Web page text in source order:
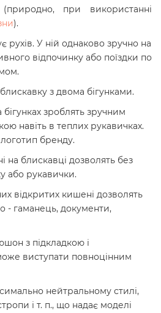
при використанні
).
рухів. У ній однаково зручно на
відпочинку або поїздки по
з двома бігунками.
зроблять зручним
навіть в теплих рукавичках.
бренду.
на блискавці дозволять без
або рукавички.
відкритих кишені дозволять
- гаманець, документи,
з підкладкою і
виступати повноцінним
нейтральному стилі,
і т. п., що надає моделі